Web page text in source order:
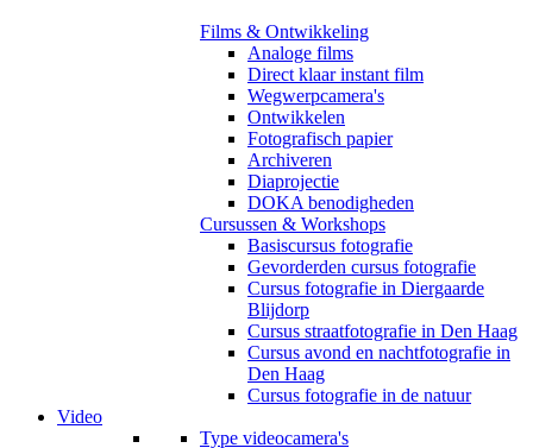
Films & Ontwikkeling
Analoge films
Direct klaar instant film
Wegwerpcamera's
Ontwikkelen
Fotografisch papier
Archiveren
Diaprojectie
DOKA benodigheden
Cursussen & Workshops
Basiscursus fotografie
Gevorderden cursus fotografie
Cursus fotografie in Diergaarde
Blijdorp
Cursus straatfotografie in Den Haag
Cursus avond en nachtfotografie in
Den Haag
Cursus fotografie in de natuur
Video
Type videocamera's